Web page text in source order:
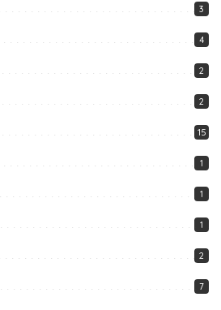
3
4
2
2
15
1
1
1
2
7